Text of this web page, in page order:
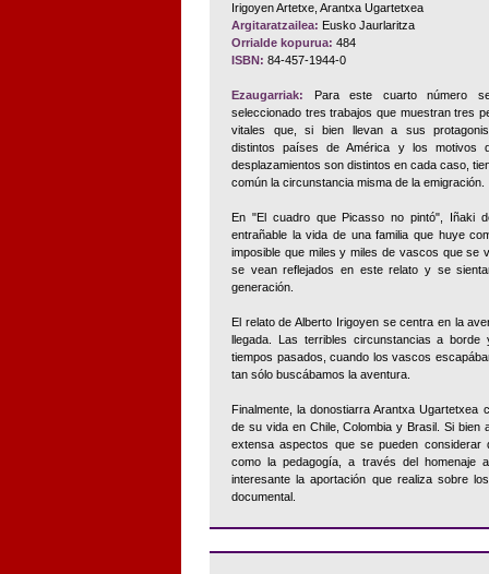
Irigoyen Artetxe, Arantxa Ugartetxea
Argitaratzailea: Eusko Jaurlaritza
Orrialde kopurua: 484
ISBN: 84-457-1944-0
Ezaugarriak: Para este cuarto número
seleccionado tres trabajos que muestran tres
vitales que, si bien llevan a sus
distintos países de América y los motivos
desplazamientos son distintos en cada caso,
común la circunstancia misma de la emigración.
En "El cuadro que Picasso no pintó", Iñaki
entrañable la vida de una familia que huye
imposible que miles y miles de vascos que se
se vean reflejados en este relato y se
generación.
El relato de Alberto Irigoyen se centra en la
llegada. Las terribles circunstancias a
tiempos pasados, cuando los vascos
tan sólo buscábamos la aventura.
Finalmente, la donostiarra Arantxa Ugartetxea
de su vida en Chile, Colombia y Brasil. Si bien
extensa aspectos que se pueden
como la pedagogía, a través del homenaje
interesante la aportación que realiza sobre
documental.